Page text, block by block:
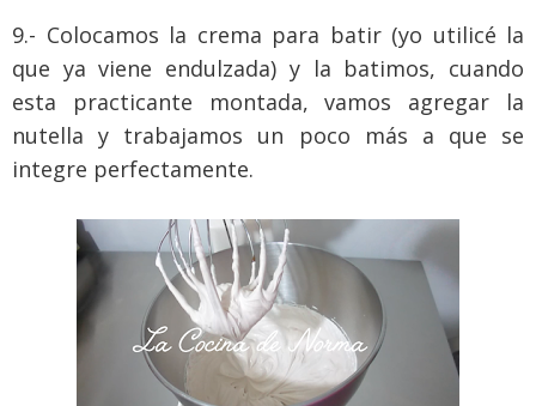
9.- Colocamos la crema para batir (yo utilicé la
que ya viene endulzada) y la batimos, cuando
esta practicante montada, vamos agregar la
nutella y trabajamos un poco más a que se
integre perfectamente.